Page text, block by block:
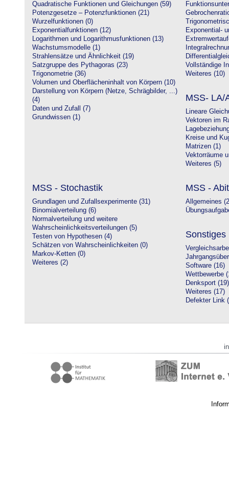
Quadratische Funktionen und Gleichungen (59)
Potenzgesetze – Potenzfunktionen (21)
Wurzelfunktionen (0)
Exponentialfunktionen (12)
Logarithmen und Logarithmusfunktionen (13)
Wachstumsmodelle (1)
Strahlensätze und Ähnlichkeit (19)
Satzgruppe des Pythagoras (23)
Trigonometrie (36)
Volumen und Oberflächeninhalt von Körpern (10)
Darstellung von Körpern (Netze, Schrägbilder, ...)
(4)
Daten und Zufall (7)
Grundwissen (1)
Exponential-
Vollständige
Weiteres (10)
MSS- LA/
Lineare
Vektoren im
Kreise und
Matrizen (1)
Vektorräume
Weiteres (5)
MSS - Stochastik
Grundlagen und Zufallsexperimente (31)
Binomialverteilung (6)
Normalverteilung und weitere
Wahrscheinlichkeitsverteilungen (5)
Testen von Hypothesen (4)
Schätzen von Wahrscheinlichkeiten (0)
Markov-Ketten (0)
Weiteres (2)
MSS -
Allgemeines
Sonstiges
Software (16)
Wettbewerbe
Denksport (19)
Weiteres (17)
Defekter Link